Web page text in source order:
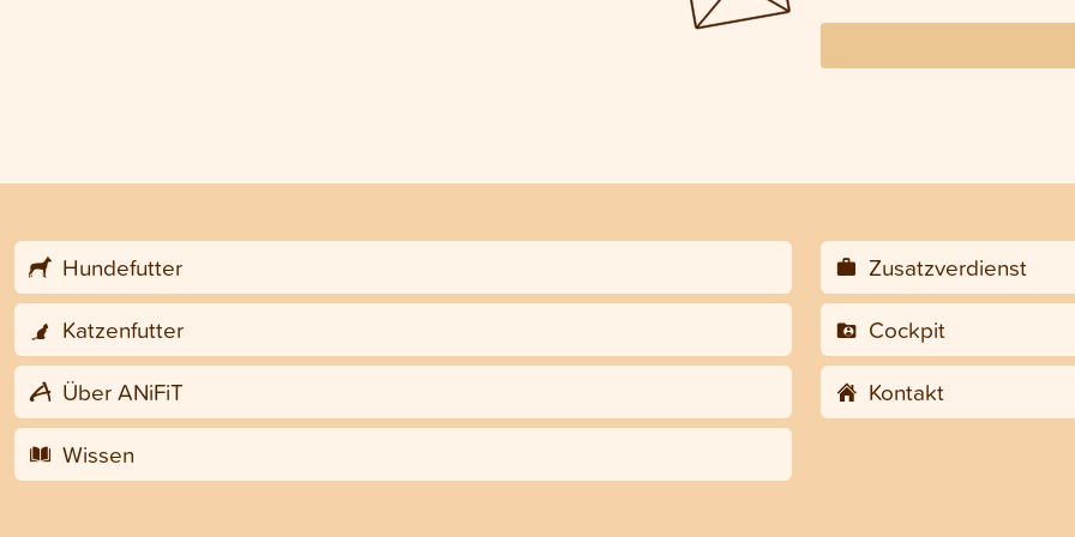
Hundefutter
Katzenfutter
Über ANiFiT
Wissen
Zusatzverdienst
Cockpit
Kontakt